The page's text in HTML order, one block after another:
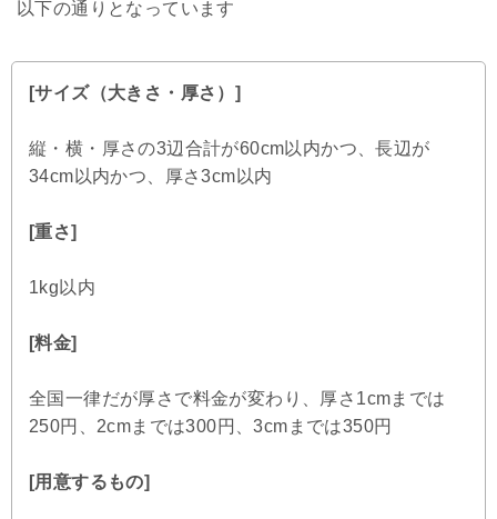
以下の通りとなっています
[サイズ（大きさ・厚さ）]
縦・横・厚さの3辺合計が60cm以内かつ、長辺が
34cm以内かつ、厚さ3cm以内
[重さ]
1kg以内
[料金]
全国一律だが厚さで料金が変わり、厚さ1cmまでは
250円、2cmまでは300円、3cmまでは350円
[用意するもの]